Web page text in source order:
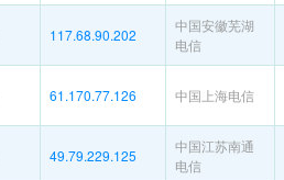
117.68.90.202
中国安徽芜湖
电信
61.170.77.126 中国上海电信
49.79.229.125
中国江苏南通
电信